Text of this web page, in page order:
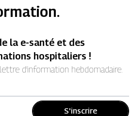
la e-santé et des
hospitaliers !
d’information hebdomadaire.
S'inscrire